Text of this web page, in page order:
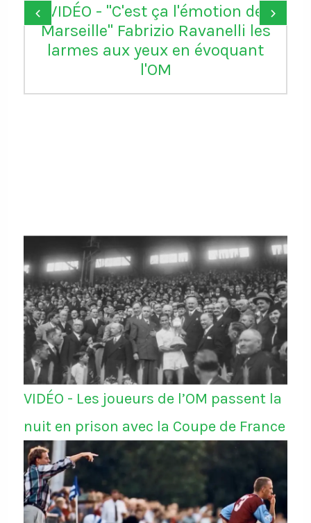
VIDÉO - "C'est ça l'émotion de
Marseille" Fabrizio Ravanelli les
larmes aux yeux en évoquant
l'OM
‹ ›
VIDÉO - Les joueurs de l’OM passent la
nuit en prison avec la Coupe de France